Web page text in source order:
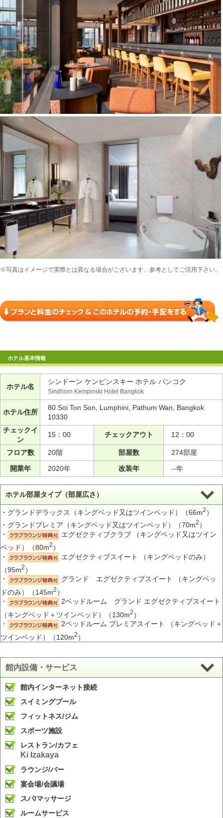
※写真はイメージで実際とは異なる場合がございます、参考としてご活用下さい。
ホテル基本情報
ホテル名
シンドーン ケンピンスキー ホテル バンコク
Sindhorn Kempinski Hotel Bangkok
ホテル住所
80 Soi Ton Son, Lumphini, Pathum Wan, Bangkok
10330
チェックイ
ン
15：00 チェックアウト 12：00
フロア数 20階 部屋数
274部屋
開業年
2020年 改装年 --年
ホテル部屋タイプ（部屋広さ）
・グランドデラックス（キングベッド又はツインベッド）（66m2 ）
・グランドプレミア（キングベッド又はツインベッド）（70m2 ）
・
エグゼクティブクラブ （キングベッド又はツイン
ベッド）（80m2 ）
・
エグゼクティブスイート （キングベッドのみ）
（95m2 ）
・
グランド エグゼクティブスイート （キングベッ
ドのみ）（145m2 ）
・
2ベッドルーム グランド エグゼクティブスイート
（キングベッド＋ツインベッド）（130m2 ）
・
2ベッドルーム プレミアスイート （キングベッド＋
ツインベッド）（120m2 ）
館内設備・サービス
館内インターネット接続
スイミングプール
フィットネス/ジム
スポーツ施設
レストラン/カフェ
Ki Izakaya
ラウンジ/バー
宴会場/会議場
スパ/マッサージ
ルームサービス